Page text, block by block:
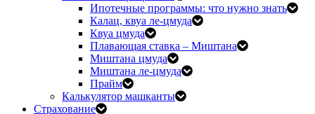
Ипотечные программы: что нужно знать
Калац, квуа ле-цмуда
Квуа цмуда
Плавающая ставка – Миштана
Миштана цмуда
Миштана ле-цмуда
Прайм
Калькулятор машканты
Страхование